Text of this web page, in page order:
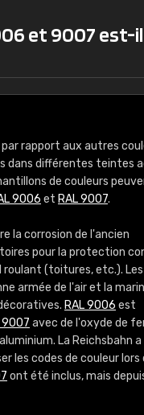
et 9007 est-il
par rapport aux autres
dans différentes teintes
de couleurs
9006 et RAL 9007.
la corrosion de l'ancien
pour la protection
roulant (toitures, etc.). Les
armée de l'air et la
RAL 9006 est
9007 avec de l'oxyde de
La Reichsbahn a
les codes de couleur lors
ont été inclus, mais
216 couleurs RAL
5 x 15 cm,